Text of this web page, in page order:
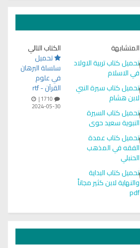
تحميل كتاب تربية الاولاد
في الاسلام
تحميل كتاب سيرة النبي
لابن هشام
تحميل كتاب السيرة
النبوية سعيد حوى
تحميل كتاب عمدة
الفقه في المذهب
الحنبلي
تحميل كتاب البداية
والنهاية لابن كثير مجاناً
pdf
الكتاب التالي
تحميل
سلسلة البرهان
في علوم
القرآن - rtf
2024-05-30